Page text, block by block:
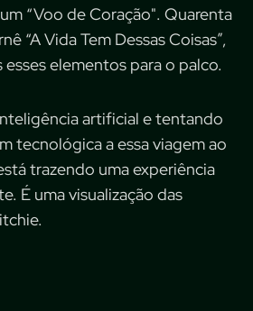
“Voo de Coração". Quarenta
“A Vida Tem Dessas Coisas”,
elementos para o palco.
artificial e tentando
tecnológica a essa viagem ao
trazendo uma experiência
É uma visualização das